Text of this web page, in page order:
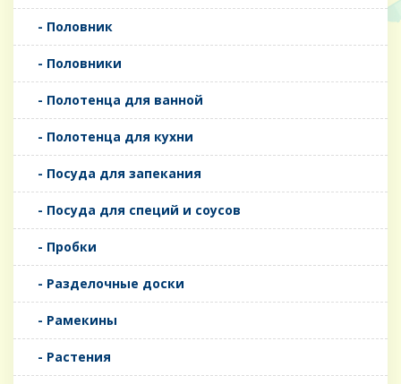
- Половник
- Половники
- Полотенца для ванной
- Полотенца для кухни
- Посуда для запекания
- Посуда для специй и соусов
- Пробки
- Разделочные доски
- Рамекины
- Растения